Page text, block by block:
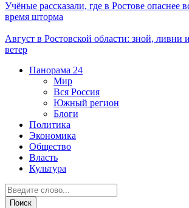
Учёные рассказали, где в Ростове опаснее
время шторма
Август в Ростовской области: зной, ливни
ветер
Панорама 24
Мир
Вся Россия
Южный регион
Блоги
Политика
Экономика
Общество
Власть
Культура